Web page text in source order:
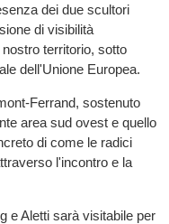
dei due scultori
di visibilità
territorio, sotto
dell'Unione Europea.
Ferrand, sostenuto
area sud ovest e quello
di come le radici
l'incontro e la
e Aletti sarà visitabile per